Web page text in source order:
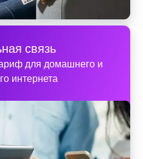
связь
для домашнего и
интернета